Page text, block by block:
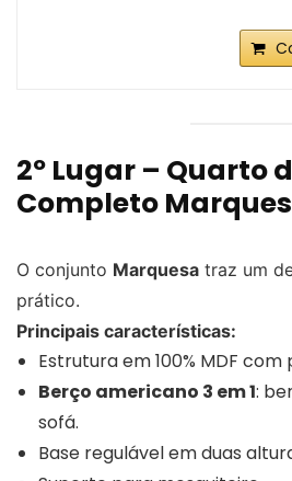
2º Lugar – Quarto
Completo
O conjunto Marquesa traz um
prático.
Principais características:
Estrutura em 100% MDF
Berço americano 3 em 1:
sofá.
Base regulável em duas